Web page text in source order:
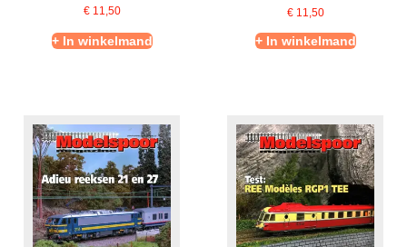
€11,50
+ In winkelmand
€11,50
+ In winkelmand